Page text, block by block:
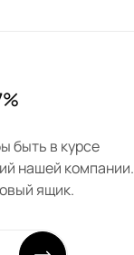
быть в курсе
нашей компании.
ящик.